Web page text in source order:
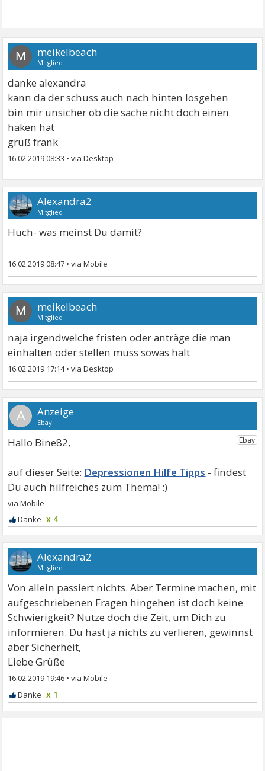
M meikelbeach
Mitglied
danke alexandra
kann da der schuss auch nach hinten losgehen
bin mir unsicher ob die sache nicht doch einen
haken hat
gruß frank
16.02.2019 08:33 •
Alexandra2
Mitglied
Huch- was meinst Du damit?
16.02.2019 08:47 •
M meikelbeach
Mitglied
naja irgendwelche fristen oder anträge die man
einhalten oder stellen muss sowas halt
16.02.2019 17:14•
A
Hallo Bine82,
Depressionen Hilfe Tipps
x 4
Alexandra2
Mitglied
Von allein passiert nichts. Aber Termine machen, mit
aufgeschriebenen Fragen hingehen ist doch keine
Schwierigkeit? Nutze doch die Zeit, um Dich zu
informieren. Du hast ja nichts zu verlieren, gewinnst
aber Sicherheit,
Liebe Grüße
16.02.2019 19:46 •
x 1